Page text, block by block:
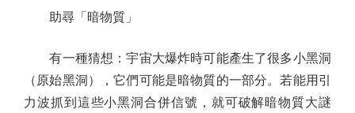
助尋「暗物質」
有一種猜想：宇宙大爆炸時可能產生了很多小黑洞
（原始黑洞），它們可能是暗物質的一部分。若能用引
力波抓到這些小黑洞合併信號，就可破解暗物質大謎